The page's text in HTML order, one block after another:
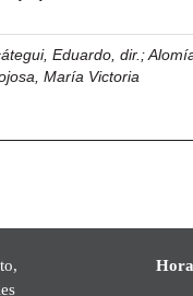
Eduardo, dir. ;
María Victoria